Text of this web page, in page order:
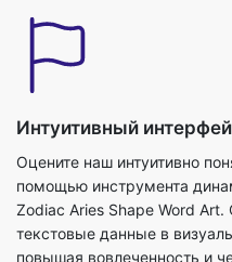
Интуитивный
Оцените наш интуитивно
помощью инструмента
Zodiac Aries Shape Word
текстовые данные в
повышая вовлеченность и